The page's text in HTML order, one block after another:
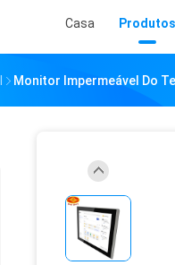
Casa Produtos
Monitor Impermeável Do